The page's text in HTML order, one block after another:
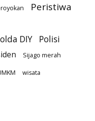
Peristiwa
DIY
Polisi
Sijago merah
wisata